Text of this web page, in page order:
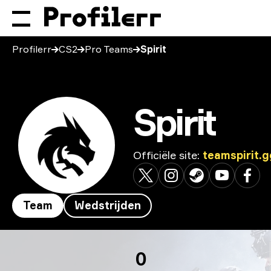
Profilerr CS2 Pro Teams Spirit
Spirit
Officiële site:
Team Wedstrijden
0